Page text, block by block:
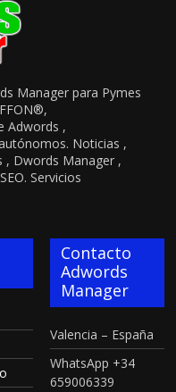
Manager para Pymes
Adwords ,
Noticias ,
, Dwords Manager ,
Servicios
Contacto
Adwords
Manager
Valencia – España
WhatsApp +34
659006339